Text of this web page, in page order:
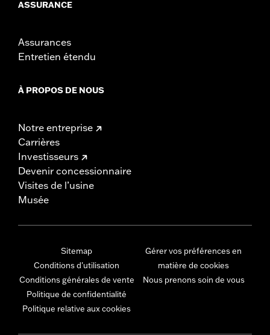
ASSURANCE
Assurances
Entretien étendu
À PROPOS DE NOUS
Notre entreprise
Carrières
Investisseurs
Devenir concessionnaire
Visites de l’usine
Musée
Sitemap
Conditions d'utilisation
Conditions générales de vente
Politique de confidentialité
Politique relative aux cookies
Gérer vos préférences en
matière de cookies
Nous prenons soin de vous